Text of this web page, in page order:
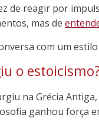
de reagir por
mas de
com um
o
na Grécia
ganhou força